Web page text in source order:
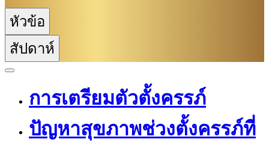
หัวข้อ
สัปดาห์
การเตรียมตัวตั้งครรภ์
ปัญหาสุขภาพช่วงตั้งครรภ์ที่